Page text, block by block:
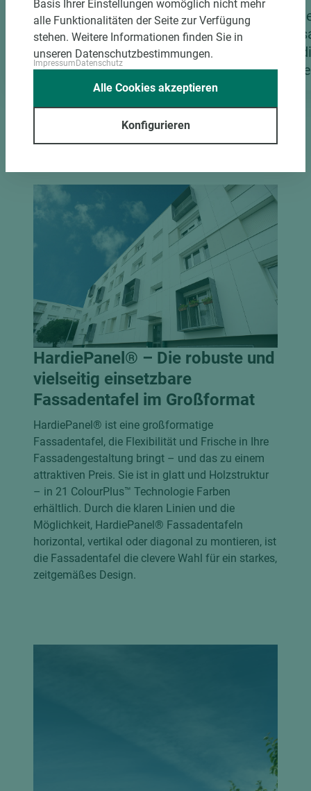
HOLZSTRUKTUR
„STANDARDFARBEN”
Fassadenverkleidung
Hardie® VL Plank
Schneeweiß N+F
Holzstruktur
HardiePanel® – Die robuste und
vielseitig einsetzbare
Fassadentafel im Großformat
HardiePanel® ist eine großformatige
Fassadentafel, die Flexibilität und Frische in Ihre
Fassadengestaltung bringt – und das zu einem
attraktiven Preis. Sie ist in glatt und Holzstruktur
– in 21 ColourPlus™ Technologie Farben
erhältlich. Durch die klaren Linien und die
Möglichkeit, HardiePanel® Fassadentafeln
horizontal, vertikal oder diagonal zu montieren, ist
die Fassadentafel die clevere Wahl für ein starkes,
zeitgemäßes Design.
Basis Ihrer Einstellungen womöglich nicht mehr
alle Funktionalitäten der Seite zur Verfügung
stehen. Weitere Informationen finden Sie in
unseren Datenschutzbestimmungen.
Impressum Datenschutz
Konfigurieren
Alle Cookies akzeptieren